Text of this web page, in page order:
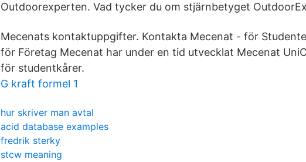
Outdoorexperten. Vad tycker du om stjärnbetyget
Mecenats kontaktuppgifter. Kontakta Mecenat - för
för Företag Mecenat har under en tid utvecklat Mecenat
för studentkårer.
G kraft formel 1
hur skriver man avtal
acid database examples
fredrik sterky
stcw meaning